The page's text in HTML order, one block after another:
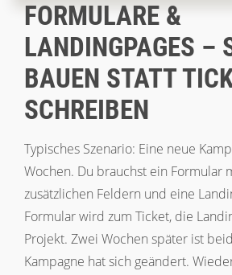
FORMULARE &
LANDINGPAGES –
BAUEN STATT
SCHREIBEN
Typisches Szenario: Eine neue
Wochen. Du brauchst ein Formular
zusätzlichen Feldern und eine
Formular wird zum Ticket, die
Projekt. Zwei Wochen später ist
Kampagne hat sich geändert.